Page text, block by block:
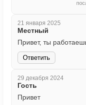
21 января 2025
Местный
Привет, ты
Ответить
29 декабря 2024
Гость
Привет